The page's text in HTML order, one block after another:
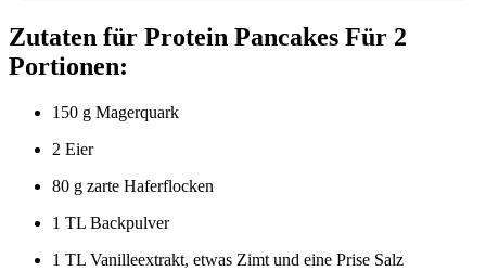
Zutaten für Protein Pancakes Für 2
Portionen:
150 g Magerquark
2 Eier
80 g zarte Haferflocken
1 TL Backpulver
1 TL Vanilleextrakt, etwas Zimt und eine Prise Salz